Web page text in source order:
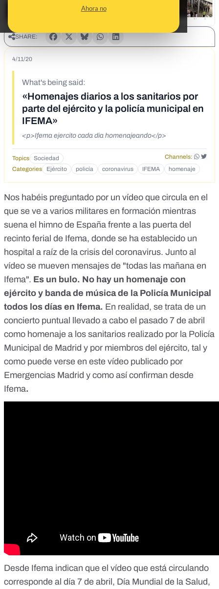
Ahora no
SHARE:
4/11/20
What's being said:
«Homenajes diarios a los sanitarios por
parte del ejército y la policía municipal en
IFEMA»
<p>Ifema ejercito cada dia homenajeando</p>
Topics Sociedad
Channels:
Categories
Ejército policía coronavirus IFEMA homenaje
Nos habéis preguntado por un vídeo que circula en el
que se ve a varios militares en formación mientras
suena el himno de España frente a las puerta del
recinto ferial de Ifema, donde se ha establecido un
hospital a raíz de la crisis del coronavirus. Junto al
vídeo se mueven mensajes de "todas las mañana en
Ifema". Es un bulo. No hay un homenaje con
ejército y banda de música de la Policía Municipal
todos los días en Ifema. En realidad, se trata de un
concierto puntual llevado a cabo el pasado 7 de abril
como homenaje a los sanitarios realizado por la Policía
Municipal de Madrid y por miembros del ejército, tal y
como puede verse en este vídeo publicado por
Emergencias Madrid y como así confirman desde
Ifema.
Desde Ifema indican que el vídeo que está circulando
corresponde al día 7 de abril, Día Mundial de la Salud,